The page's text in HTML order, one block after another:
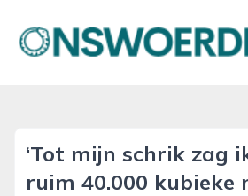
onswoerden.nl
‘Tot mijn schrik zag
ruim 40.000 kubieke